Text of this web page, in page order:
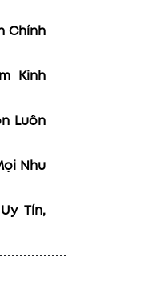
Chính
Kinh
Luôn
Nhu
Tín,